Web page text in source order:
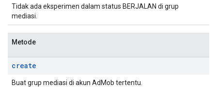
Tidak ada eksperimen dalam status BERJALAN di grup
mediasi.
Metode
create
Buat grup mediasi di akun AdMob tertentu.